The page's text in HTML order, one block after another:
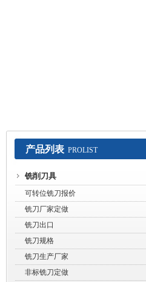
常州赛默工具有限公司
产品列表 PROLIST
铣削刀具
可转位铣刀报价
铣刀厂家定做
铣刀出口
铣刀规格
铣刀生产厂家
非标铣刀定做